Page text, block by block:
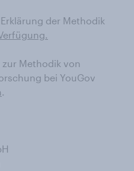
der Methodik
Methodik von
bei YouGov
.